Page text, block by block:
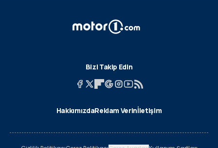
Bizi Takip Edin
HakkımızdaReklam Verinİletişim